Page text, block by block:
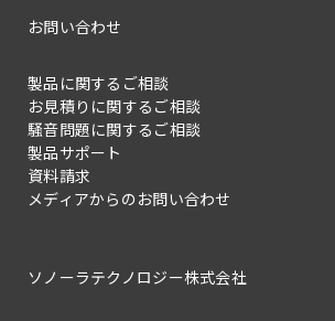
お問い合わせ
製品に関するご相談
お見積りに関するご相談
騒音問題に関するご相談
製品サポート
資料請求
メディアからのお問い合わせ
ソノーラテクノロジー株式会社